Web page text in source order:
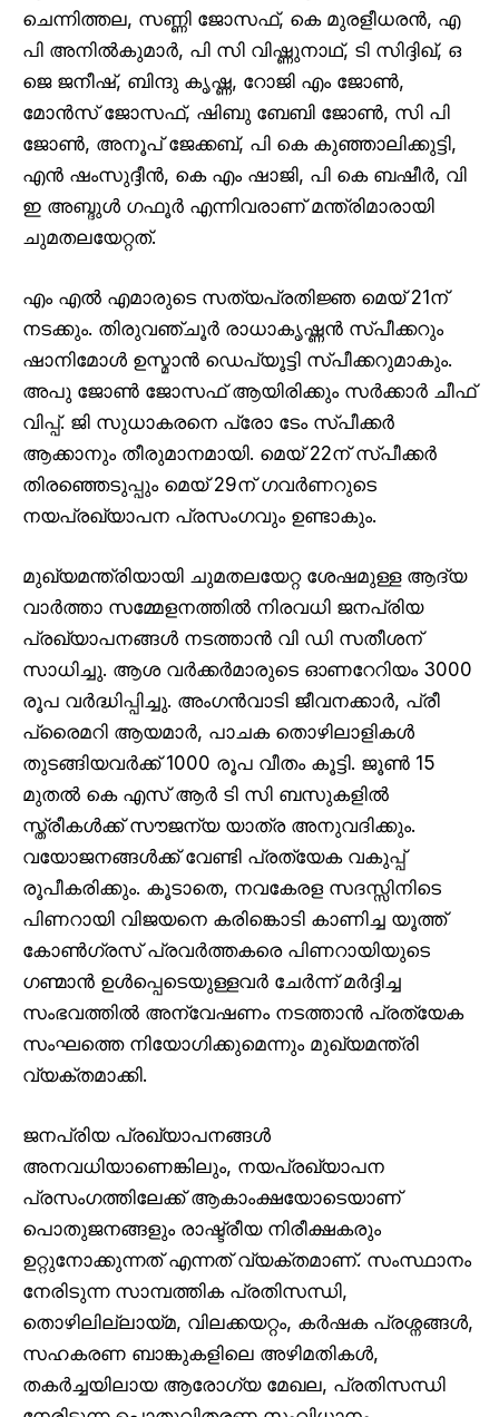
ചെന്നിത്തല, സണ്ണി ജോസഫ്, കെ മുരളീധരൻ, എ
പി അനിൽകുമാർ, പി സി വിഷ്ണുനാഥ്, ടി സിദ്ദിഖ്, ഒ
ജെ ജനീഷ്, ബിന്ദു കൃഷ്ണ, റോജി എം ജോൺ,
മോൻസ് ജോസഫ്, ഷിബു ബേബി ജോൺ, സി പി
ജോൺ, അനൂപ് ജേക്കബ്, പി കെ കുഞ്ഞാലിക്കുട്ടി,
എൻ ഷംസുദ്ദീൻ, കെ എം ഷാജി, പി കെ ബഷീർ, വി
ഇ അബ്ദുൾ ഗഫൂർ എന്നിവരാണ് മന്ത്രിമാരായി
ചുമതലയേറ്റത്.
എം എൽ എമാരുടെ സത്യപ്രതിജ്ഞ മെയ് 21ന്
നടക്കും. തിരുവഞ്ചൂർ രാധാകൃഷ്ണൻ സ്പീക്കറും
ഷാനിമോൾ ഉസ്മാൻ ഡെപ്യൂട്ടി സ്പീക്കറുമാകും.
അപു ജോൺ ജോസഫ് ആയിരിക്കും സർക്കാർ ചീഫ്
വിപ്പ്. ജി സുധാകരനെ പ്രോ ടേം സ്പീക്കർ
ആക്കാനും തീരുമാനമായി. മെയ് 22ന് സ്പീക്കർ
തിരഞ്ഞെടുപ്പും മെയ് 29ന് ഗവർണറുടെ
നയപ്രഖ്യാപന പ്രസംഗവും ഉണ്ടാകും.
മുഖ്യമന്ത്രിയായി ചുമതലയേറ്റ ശേഷമുള്ള ആദ്യ
വാർത്താ സമ്മേളനത്തിൽ നിരവധി ജനപ്രിയ
പ്രഖ്യാപനങ്ങൾ നടത്താൻ വി ഡി സതീശന്
സാധിച്ചു. ആശ വർക്കർമാരുടെ ഓണറേറിയം 3000
രൂപ വർദ്ധിപ്പിച്ചു. അംഗൻവാടി ജീവനക്കാർ, പ്രീ
പ്രൈമറി ആയമാർ, പാചക തൊഴിലാളികൾ
തുടങ്ങിയവർക്ക് 1000 രൂപ വീതം കൂട്ടി. ജൂൺ 15
മുതൽ കെ എസ് ആർ ടി സി ബസുകളിൽ
സ്ത്രീകൾക്ക് സൗജന്യ യാത്ര അനുവദിക്കും.
വയോജനങ്ങൾക്ക് വേണ്ടി പ്രത്യേക വകുപ്പ്
രൂപീകരിക്കും. കൂടാതെ, നവകേരള സദസ്സിനിടെ
പിണറായി വിജയനെ കരിങ്കൊടി കാണിച്ച യൂത്ത്
കോൺഗ്രസ് പ്രവർത്തകരെ പിണറായിയുടെ
ഗണ്മാൻ ഉൾപ്പെടെയുള്ളവർ ചേർന്ന് മർദ്ദിച്ച
സംഭവത്തിൽ അന്വേഷണം നടത്താൻ പ്രത്യേക
സംഘത്തെ നിയോഗിക്കുമെന്നും മുഖ്യമന്ത്രി
വ്യക്തമാക്കി.
ജനപ്രിയ പ്രഖ്യാപനങ്ങൾ
അനവധിയാണെങ്കിലും, നയപ്രഖ്യാപന
പ്രസംഗത്തിലേക്ക് ആകാംക്ഷയോടെയാണ്
പൊതുജനങ്ങളും രാഷ്ട്രീയ നിരീക്ഷകരും
ഉറ്റുനോക്കുന്നത് എന്നത് വ്യക്തമാണ്. സംസ്ഥാനം
നേരിടുന്ന സാമ്പത്തിക പ്രതിസന്ധി,
തൊഴിലില്ലായ്മ, വിലക്കയറ്റം, കർഷക പ്രശ്നങ്ങൾ,
സഹകരണ ബാങ്കുകളിലെ അഴിമതികൾ,
തകർച്ചയിലായ ആരോഗ്യ മേഖല, പ്രതിസന്ധി